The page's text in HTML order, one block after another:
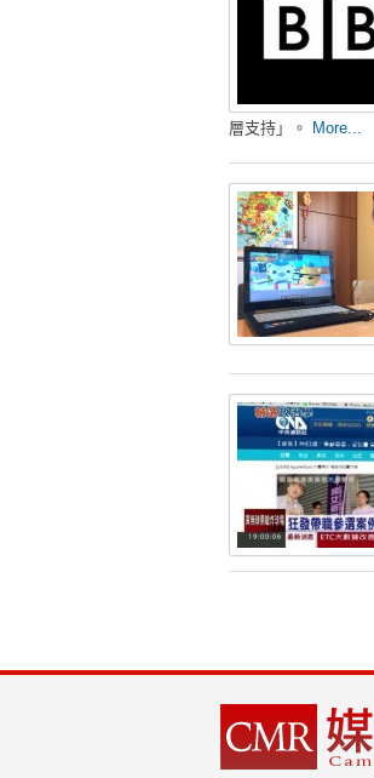
層支持」。
More...